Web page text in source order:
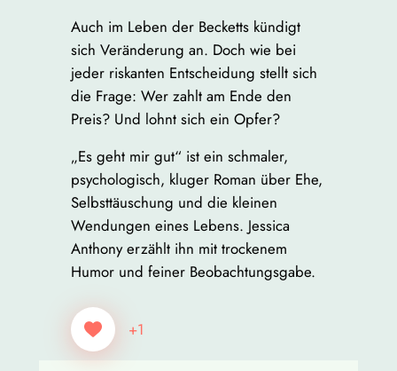
Auch im Leben der Becketts kündigt
sich Veränderung an. Doch wie bei
jeder riskanten Entscheidung stellt sich
die Frage: Wer zahlt am Ende den
Preis? Und lohnt sich ein Opfer?
„Es geht mir gut“ ist ein schmaler,
psychologisch, kluger Roman über Ehe,
Selbsttäuschung und die kleinen
Wendungen eines Lebens. Jessica
Anthony erzählt ihn mit trockenem
Humor und feiner Beobachtungsgabe.
+1